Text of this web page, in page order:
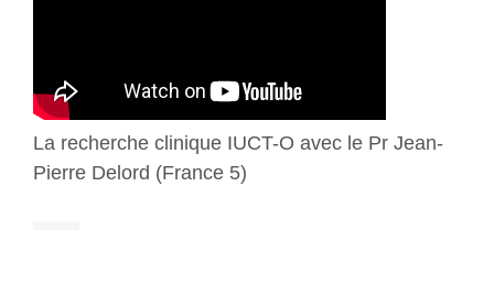
La recherche clinique IUCT-O avec le Pr Jean-
Pierre Delord (France 5)